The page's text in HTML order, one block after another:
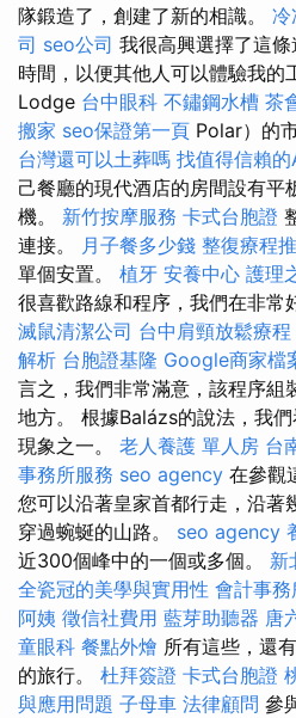
隊鍛造了，創建了新的相識。 冷
司 seo公司 我很高興選擇了這
時間，以便其他人可以體驗我
Lodge 台中眼科 不鏽鋼水槽 茶
搬家 seo保證第一頁 Polar）的
台灣還可以土葬嗎 找值得信賴
己餐廳的現代酒店的房間設有平
機。 新竹按摩服務 卡式台胞證
連接。
月子餐多少錢 整復療程
單個安置。 植牙 安養中心 護理
很喜歡路線和程序，我們在非常
滅鼠清潔公司 台中肩頸放鬆療程
解析 台胞證基隆 Google商家檔
言之，我們非常滿意，該程序組
地方。 根據Balázs的說法，我
現象之一。 老人養護 單人房 台
事務所服務 seo agency 在參觀
您可以沿著皇家首都行走，沿著
穿過蜿蜒的山路。 seo agency
近300個峰中的一個或多個。 新
全瓷冠的美學與實用性 會計事務
阿姨 徵信社費用 藍芽助聽器 唐
童眼科 餐點外燴 所有這些，還
的旅行。 杜拜簽證 卡式台胞證
與應用問題 子母車 法律顧問 參